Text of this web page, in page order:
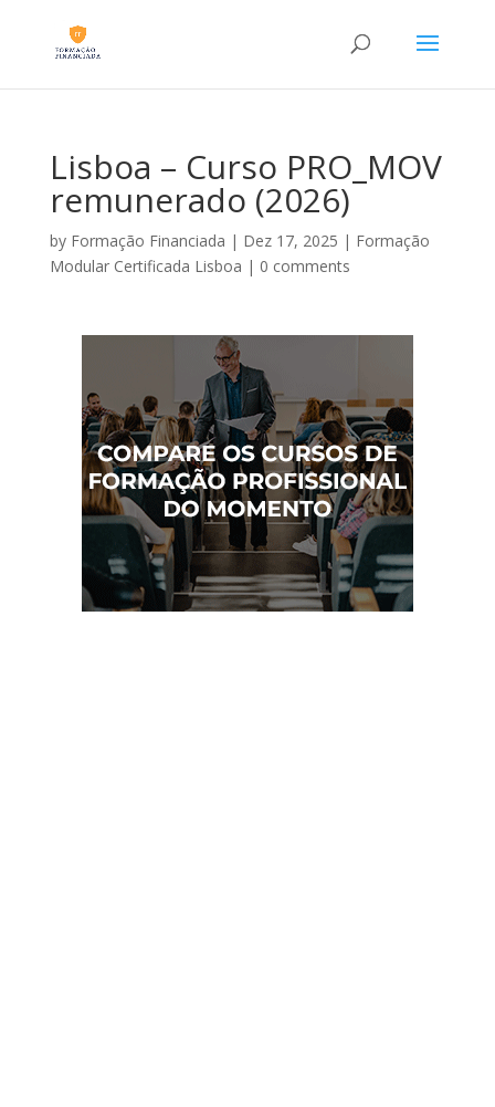
Lisboa – Curso PRO_MOV
remunerado (2026)
by Formação Financiada | Dez 17, 2025 | Formação
Modular Certificada Lisboa | 0 comments